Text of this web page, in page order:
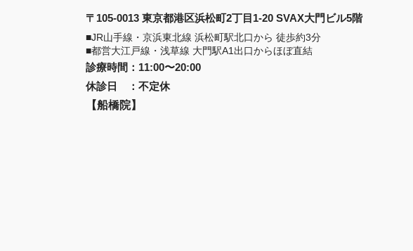
〒105-0013 東京都港区浜松町2丁目1-20 SVAX大門ビル5階
■JR山手線・京浜東北線 浜松町駅北口から 徒歩約3分
■都営大江戸線・浅草線 大門駅A1出口からほぼ直結
診療時間 ： 11:00〜20:00
休診日
： 不定休
【船橋院】